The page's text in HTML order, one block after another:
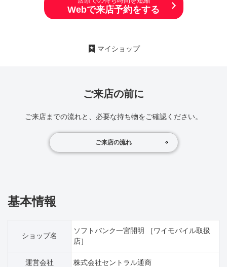
Webで来店予約をする
マイショップ
ご来店の前に
ご来店までの流れと、必要な持ち物をご確認ください。
ご来店の流れ
基本情報
ショップ名
ソフトバンク一宮開明 ［ワイモバイル取扱
店］
運営会社 株式会社セントラル通商